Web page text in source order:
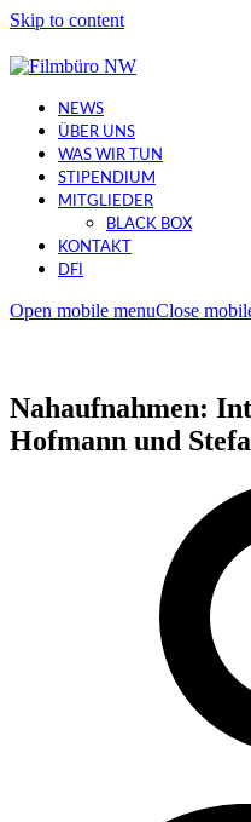
Skip to content
NEWS
ÜBER UNS
WAS WIR TUN
STIPENDIUM
MITGLIEDER
BLACK BOX
KONTAKT
DFI
Open mobile menuClose
Nahaufnahmen:
Hofmann und